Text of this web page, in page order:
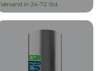
Steuerung, Ausführung in
lackiertem Schwarz und
schwarzer Glasfront, DC-
waschbare Filter und
Versand in 24-72 Std.